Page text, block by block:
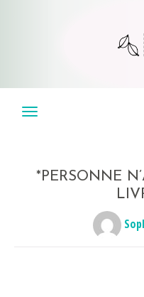
Menu
*PERSONNE